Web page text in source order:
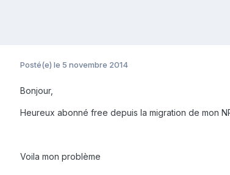
Posté(e) le 5 novembre 2014
Bonjour,
Heureux abonné free depuis la migration de mon
Voila mon problème